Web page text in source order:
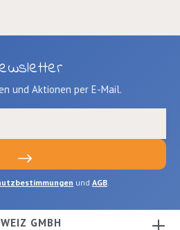
und Aktionen per E-Mail.
und AGB.
GMBH